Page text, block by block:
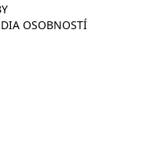
OSOBNOSTÍ